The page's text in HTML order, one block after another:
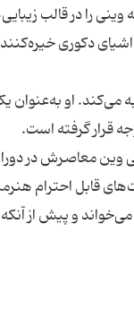
را در قالب
دکوری
می‌کند. او به‌عنوان
وین معاصرش در
قابل احترام
و پیش از